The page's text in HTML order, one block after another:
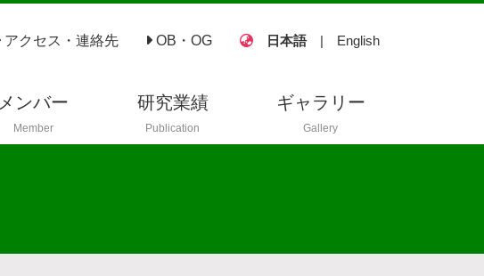
アクセス・連絡先 OB・OG 日本語 | English
メンバー
Member
研究業績
Publication
ポスター
ギャラリー
Gallery